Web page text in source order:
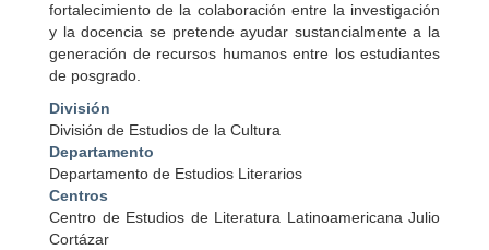
fortalecimiento de la colaboración entre la investigación
y la docencia se pretende ayudar sustancialmente a la
generación de recursos humanos entre los estudiantes
de posgrado.
División
División de Estudios de la Cultura
Departamento
Departamento de Estudios Literarios
Centros
Centro de Estudios de Literatura Latinoamericana Julio
Cortázar